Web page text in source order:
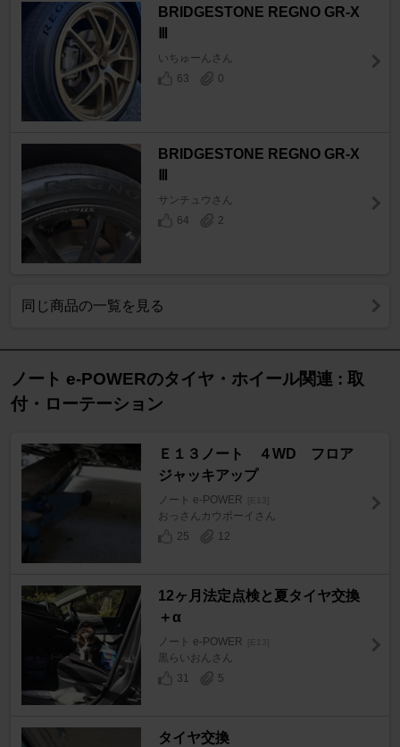
BRIDGESTONE REGNO GR-X
いちゅーんさん
63
0
BRIDGESTONE REGNO GR-X
サンチュウさん
64
2
同じ商品の一覧を見る
ノート e-POWERのタイヤ・ホイール関連 : 取
付・ローテーション
Ｅ１３ノート ４WD フロア
ジャッキアップ
ノート e-POWER [E13]
おっさんカウボーイさん
25
12
12ヶ月法定点検と夏タイヤ交換
＋α
ノート e-POWER [E13]
黒らいおんさん
31
5
タイヤ交換